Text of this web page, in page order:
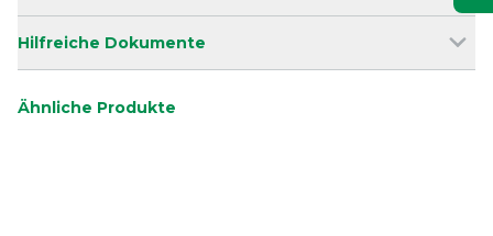
Hilfreiche Dokumente
Ähnliche Produkte